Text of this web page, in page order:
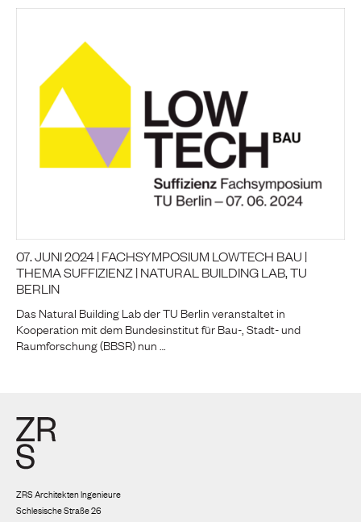
07. JUNI 2024 | FACHSYMPOSIUM LOWTECH BAU |
THEMA SUFFIZIENZ | NATURAL BUILDING LAB, TU
BERLIN
Das Natural Building Lab der TU Berlin veranstaltet in
Kooperation mit dem Bundesinstitut für Bau-, Stadt- und
Raumforschung (BBSR) nun …
ZRS Architekten Ingenieure
Schlesische Straße 26